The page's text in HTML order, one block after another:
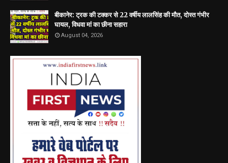
बीकानेर: ट्रक की टक्कर से 22 वर्षीय लालसिंह की मौत, दोस्त गंभीर
घायल, विधवा मां का छीना सहारा
August 04, 2026